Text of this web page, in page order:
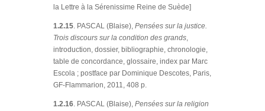
la Lettre à la Sérenissime Reine de Suède]
1.2.15. PASCAL (Blaise),Pensées sur la justice.
Trois discours sur la condition des grands,
introduction, dossier, bibliographie, chronologie,
table de concordance, glossaire, index par Marc
Escola ; postface par Dominique Descotes, Paris,
GF-Flammarion, 2011, 408 p.
1.2.16. PASCAL (Blaise), Pensées sur la religion